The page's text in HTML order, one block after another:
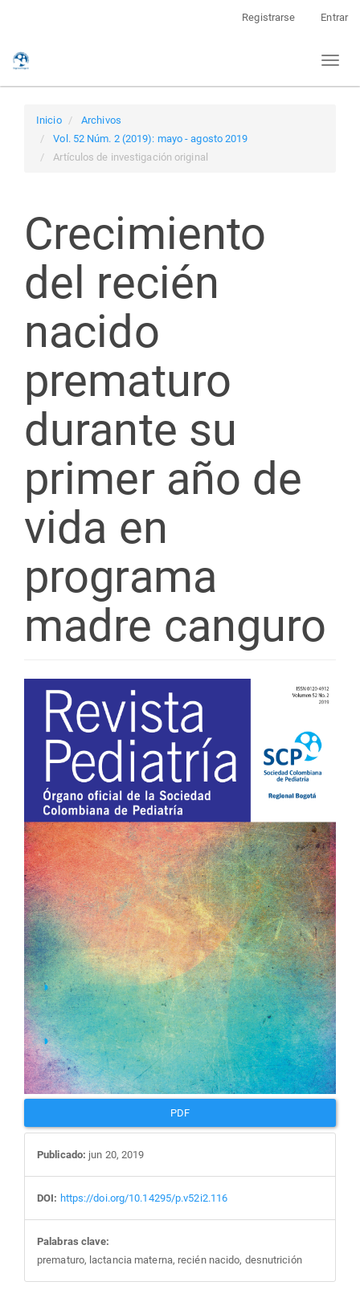
Registrarse Entrar
Toggle
Inicio
Archivos
Vol. 52 Núm. 2 (2019): mayo - agosto 2019
Artículos de investigación original
Crecimiento
del recién
nacido
prematuro
durante su
primer año de
vida en
programa
madre canguro
Barra
lateral
del
artículo
PDF
Publicado: jun 20, 2019
DOI: https://doi.org/10.14295/p.v52i2.116
Palabras clave:
prematuro, lactancia materna, recién nacido, desnutrición